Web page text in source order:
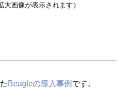
大画像が表示されます）
Beagleの導入事例 です。